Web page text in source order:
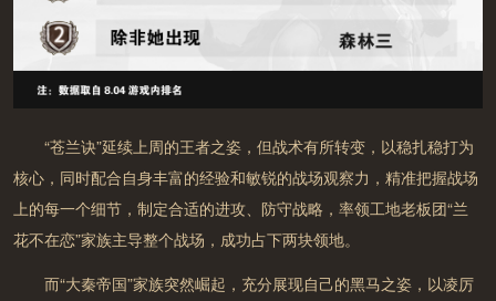
“苍兰诀”延续上周的王者之姿，但战术有所转变，以稳扎稳打为
核心，同时配合自身丰富的经验和敏锐的战场观察力，精准把握战场
上的每一个细节，制定合适的进攻、防守战略， 率领工地老板团“兰
花不在恋”家族主导整个战场，成功占下两块领地。
而“大秦帝国”家族突然崛起 ，充分展现自己的黑马之姿，以凌厉